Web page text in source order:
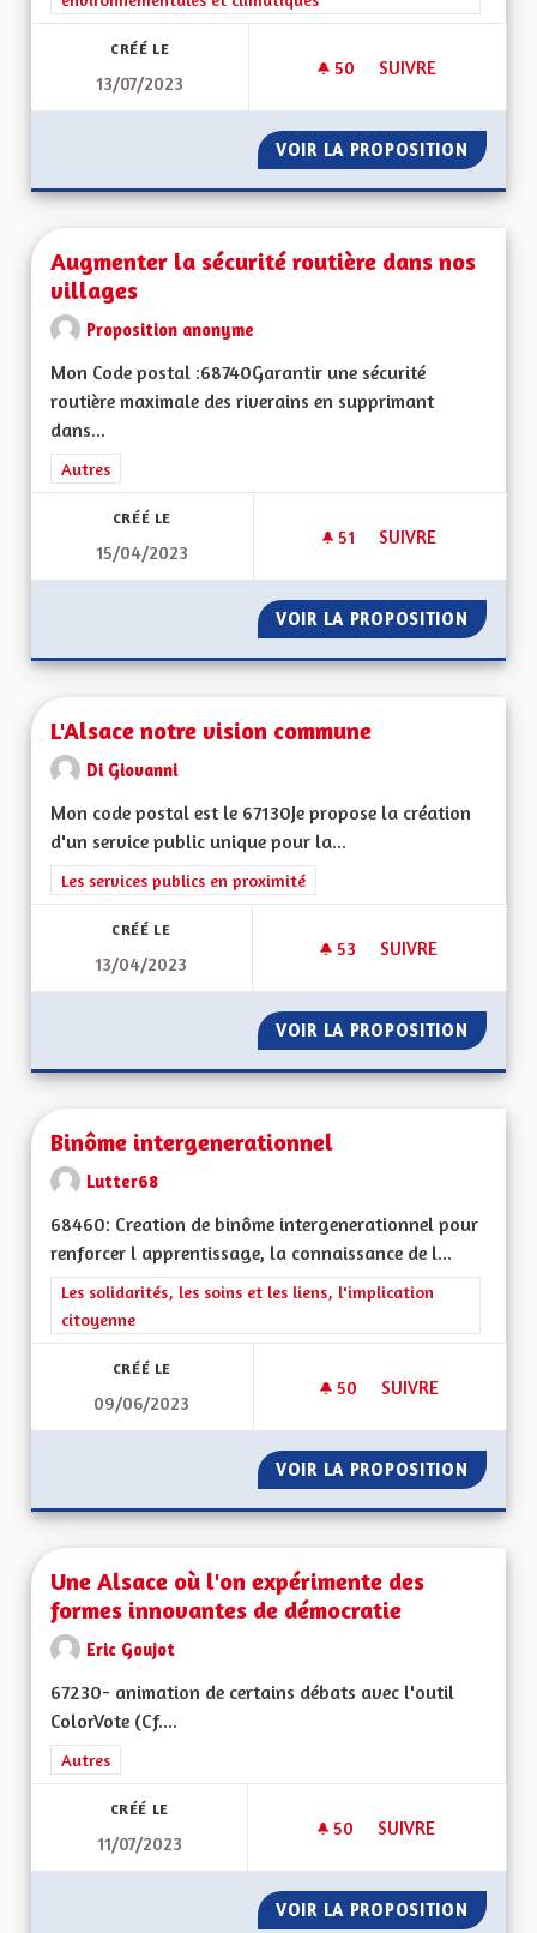
CRÉÉ LE
13/07/2023
50 50 ABONNÉS
SUIVRE
VOIR LA PROPOSITION TOITS
Augmenter la sécurité routière dans nos
villages
Proposition anonyme
Mon Code postal :68740Garantir une sécurité
routière maximale des riverains en supprimant
dans...
Filtrer les résultats de la catégorie : Autres
Autres
CRÉÉ LE
15/04/2023
51 51 ABONNÉS
SUIVRE
VOIR LA PROPOSITION
L'Alsace notre vision commune
Di Giovanni
Mon code postal est le 67130Je propose la création
d'un service public unique pour la...
Filtrer les résultats de la catégorie : Les services publics en
Les services publics en proximité
CRÉÉ LE
13/04/2023
53 53 ABONNÉS
SUIVRE
VOIR LA PROPOSITION
Binôme intergenerationnel
Lutter68
68460: Creation de binôme intergenerationnel pour
renforcer l apprentissage, la connaissance de l...
Filtrer les résultats de la catégorie : Les solidarités, les soins
Les solidarités, les soins et les liens, l'implication
citoyenne
CRÉÉ LE
09/06/2023
50 50 ABONNÉS
SUIVRE
VOIR LA PROPOSITION
Une Alsace où l'on expérimente des
formes innovantes de démocratie
Eric Goujot
67230- animation de certains débats avec l'outil
ColorVote (Cf....
Filtrer les résultats de la catégorie : Autres
Autres
CRÉÉ LE
11/07/2023
50 50 ABONNÉS
SUIVRE
VOIR LA PROPOSITION UNE